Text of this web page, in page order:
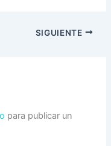
SIGUIENTE
para publicar un